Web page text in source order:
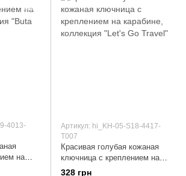
4013-
на
"Buta Art"
Артикул: hi_KH-05-S18-4417-
T007
Красивая голубая кожаная
ключница с креплением на
карабине, коллекция "Let's Go
328 грн